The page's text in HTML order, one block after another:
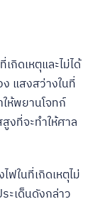
กิดเหตุและไม่ได้
แสงสว่างในที่
ห้พยานโจทก์
งที่จะทำให้ศาล
ในที่เกิดเหตุไม่
ะเด็นดังกล่าว